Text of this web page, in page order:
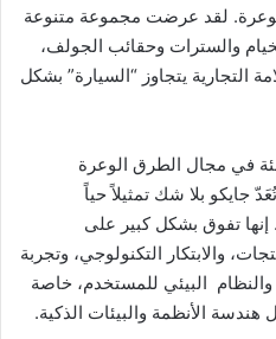
لقد عرضت مجموعة متنوعة
والسترات وحقائب الجولف،
التجارية يتجاوز “السيارة” بشكل
في مجال الطرق الوعرة
جايكو بلا شك تمثيلاً حياً
إنها تفوق بشكل كبير على
والابتكار التكنولوجي، وتجربة
والنظام البيئي للمستخدم، خاصة
هندسة الأنظمة والبيئات الذكية.